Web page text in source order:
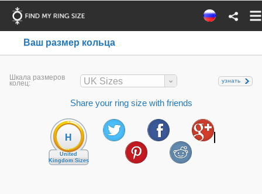
Ваш размер кольца
Шкала размеров
колец: UK Sizes узнать
Share your ring size with friends
H
United
Kingdom Sizes